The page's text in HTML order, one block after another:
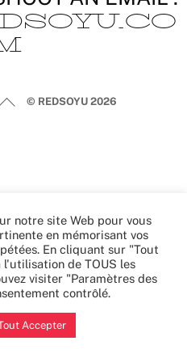
Back© REDSOYU 2026
notre site Web pour vous
en mémorisant vos
En cliquant sur "Tout
l'utilisation de TOUS les
visiter "Paramètres des
contrôlé.
Accepter